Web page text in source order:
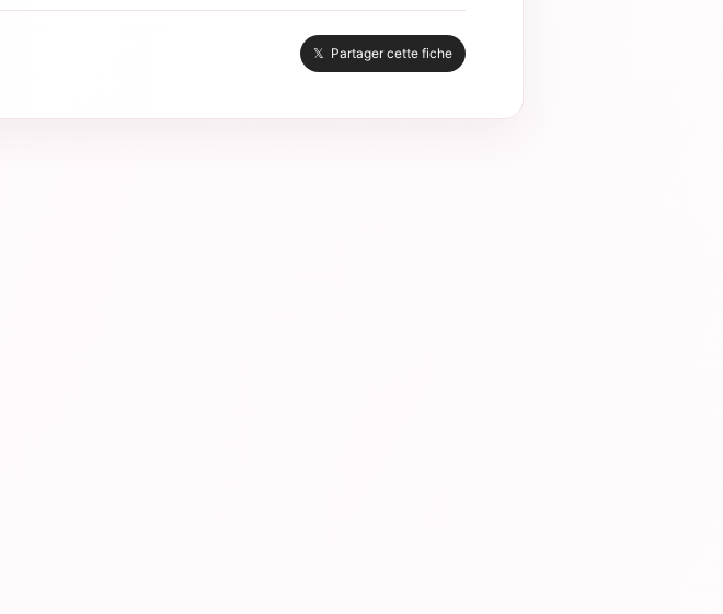
𝕏 Partager cette fiche